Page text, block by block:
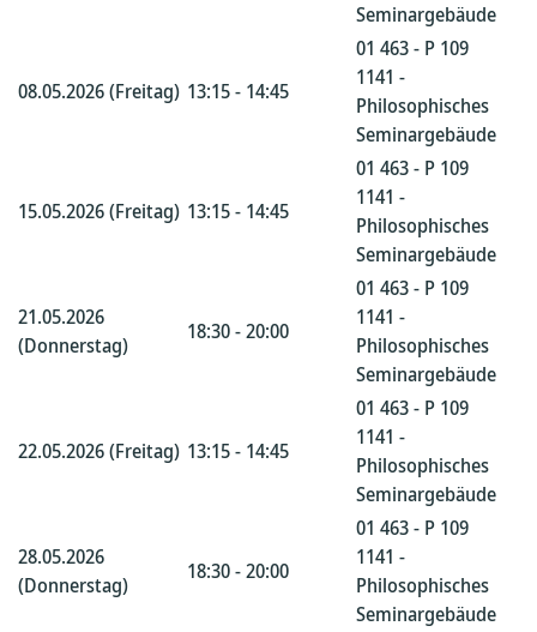
Seminargebäude
08.05.2026 (Freitag) 13:15 - 14:45
01 463 - P 109
1141 -
Philosophisches
Seminargebäude
15.05.2026 (Freitag) 13:15 - 14:45
01 463 - P 109
1141 -
Philosophisches
Seminargebäude
21.05.2026
(Donnerstag)
18:30 - 20:00
01 463 - P 109
1141 -
Philosophisches
Seminargebäude
22.05.2026 (Freitag) 13:15 - 14:45
01 463 - P 109
1141 -
Philosophisches
Seminargebäude
28.05.2026
(Donnerstag)
18:30 - 20:00
01 463 - P 109
1141 -
Philosophisches
Seminargebäude